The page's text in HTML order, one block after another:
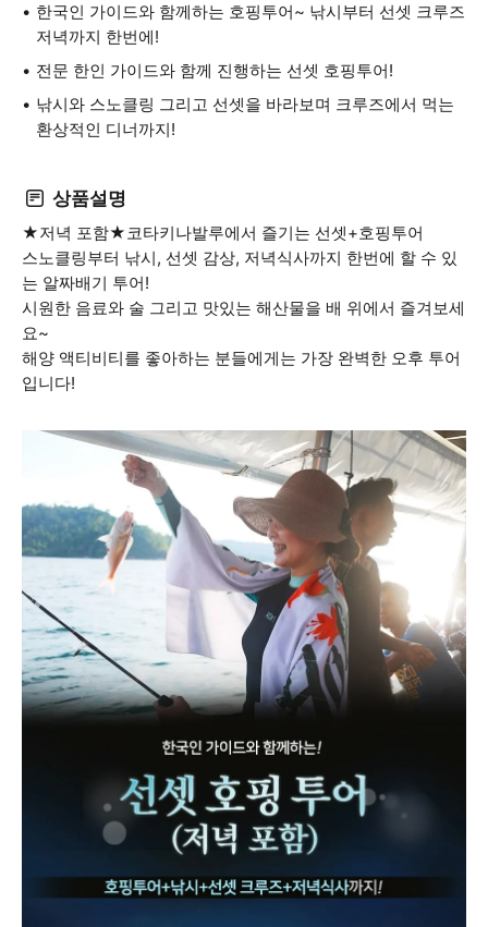
한국인 가이드와 함께하는 호핑투어~ 낚시부터 선셋 크루즈
저녁까지 한번에!
전문 한인 가이드와 함께 진행하는 선셋 호핑투어!
낚시와 스노클링 그리고 선셋을 바라보며 크루즈에서 먹는
환상적인 디너까지!
상품설명
★저녁 포함★코타키나발루에서 즐기는 선셋+호핑투어
스노클링부터 낚시, 선셋 감상, 저녁식사까지 한번에 할 수 있
는 알짜배기 투어!
시원한 음료와 술 그리고 맛있는 해산물을 배 위에서 즐겨보세
요~
해양 액티비티를 좋아하는 분들에게는 가장 완벽한 오후 투어
입니다!